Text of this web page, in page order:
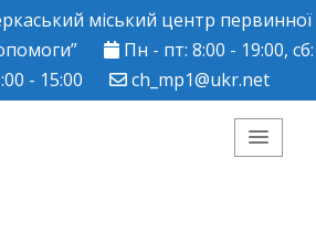
міський центр первинної
Пн - пт: 8:00 - 19:00, сб:
- 15:00
ch_mp1@ukr.net